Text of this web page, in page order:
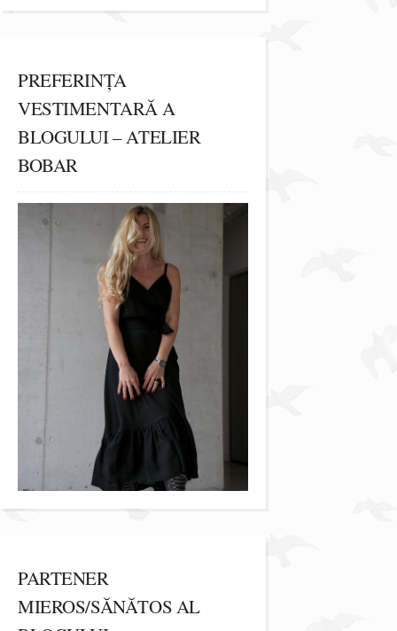
PREFERINȚA
VESTIMENTARĂ A
BLOGULUI – ATELIER
BOBAR
PARTENER
MIEROS/SĂNĂTOS AL